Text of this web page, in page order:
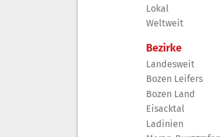
Lokal
Weltweit
Bezirke
Landesweit
Bozen Leifers
Bozen Land
Eisacktal
Ladinien